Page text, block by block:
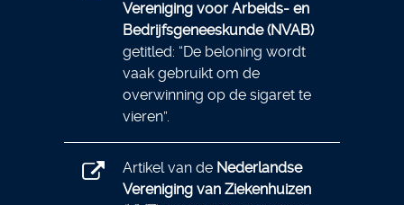
Vereniging voor Arbeids- en
Bedrijfsgeneeskunde (NVAB)
getitled: “De beloning wordt
vaak gebruikt om de
overwinning op de sigaret te
vieren”.
Artikel van de Nederlandse
Vereniging van Ziekenhuizen